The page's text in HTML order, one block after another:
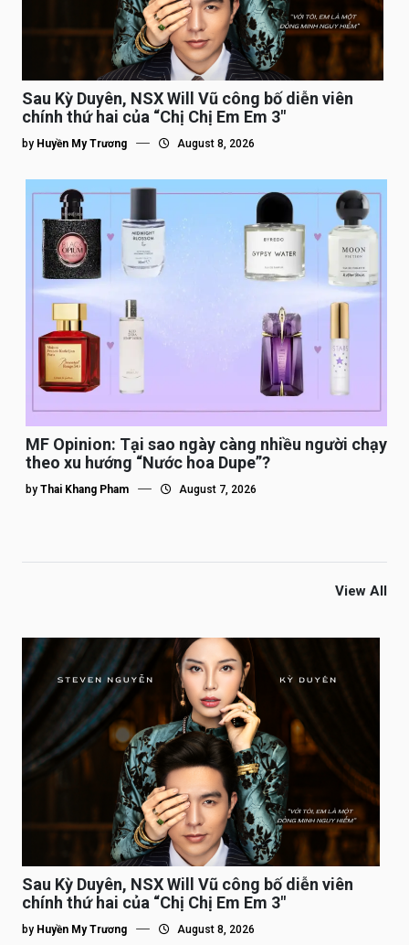
Sau Kỳ Duyên, NSX Will Vũ công bố diễn viên
chính thứ hai của “Chị Chị Em Em 3″
by Huyền My Trương August 8, 2026
MF Opinion: Tại sao ngày càng nhiều người chạy
theo xu hướng “Nước hoa Dupe”?
by Thai Khang Pham August 7, 2026
View All
Sau Kỳ Duyên, NSX Will Vũ công bố diễn viên
chính thứ hai của “Chị Chị Em Em 3″
by Huyền My Trương August 8, 2026